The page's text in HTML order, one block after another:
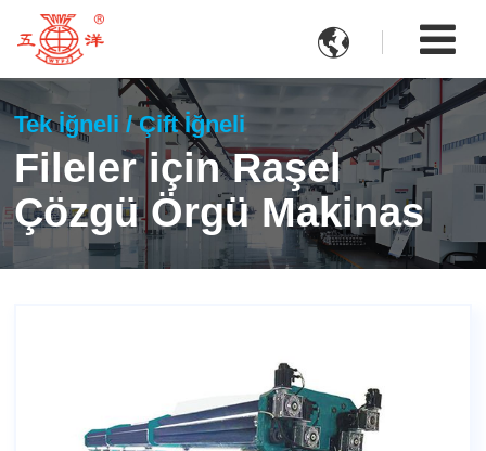

Tek İğneli / Çift İğneli
Fileler için Raşel
Çözgü Örgü Makinas